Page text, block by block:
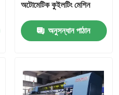
অটোমেটিক কুইলটিং মেশিন
অনুসন্ধান পাঠান